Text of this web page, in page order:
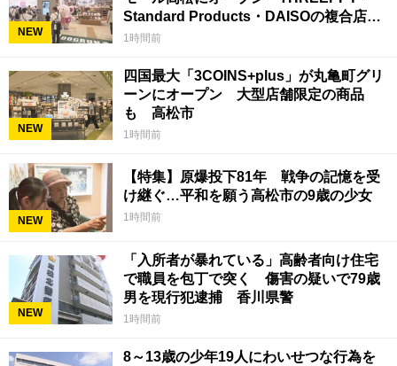
NEW
Standard Products・DAISOの複合店は
香川県初
1時間前
NEW
四国最大「3COINS+plus」が丸亀町グリ
ーンにオープン 大型店舗限定の商品
も 高松市
1時間前
NEW
【特集】原爆投下81年 戦争の記憶を受
け継ぐ…平和を願う高松市の9歳の少女
1時間前
NEW
「入所者が暴れている」高齢者向け住宅
で職員を包丁で突く 傷害の疑いで79歳
男を現行犯逮捕 香川県警
1時間前
8～13歳の少年19人にわいせつな行為を